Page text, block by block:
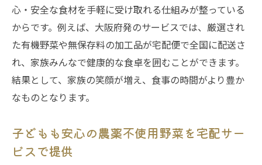
心・安全な食材を手軽に受け取れる仕組みが整っている
からです。例えば、大阪府発のサービスでは、厳選され
た有機野菜や無保存料の加工品が宅配便で全国に配送さ
れ、家族みんなで健康的な食卓を囲むことができます。
結果として、家族の笑顔が増え、食事の時間がより豊か
なものとなります。
子どもも安心の農薬不使用野菜を宅配サー
ビスで提供